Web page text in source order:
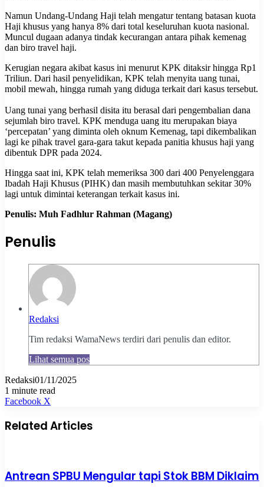
‎Namun Undang-Undang Haji telah mengatur tentang batasan kuota
Haji khusus yang hanya 8% dari total keseluruhan kuota nasional.
Muncul dugaan adanya tindak kecurangan antara pihak kemenag
dan biro travel haji.
Kerugian negara akibat kasus ini menurut KPK ditaksir hingga Rp1
Triliun. Dari hasil penyelidikan, KPK telah menyita uang tunai,
mobil mewah, hingga rumah yang diduga terkait dari kasus tersebut.
Uang tunai yang berhasil disita itu berasal dari pengembalian dana
sejumlah biro travel. KPK menduga uang itu merupakan biaya
‘percepatan’ yang diminta oleh oknum Kemenag, tapi dikembalikan
lagi ke pihak travel gara-gara takut kepada panitia khusus haji yang
dibentuk DPR pada 2024.
Hingga saat ini, KPK telah memeriksa 300 dari 400 Penyelenggara
Ibadah Haji Khusus (PIHK) dan masih membutuhkan sekitar 30%
lagi untuk dimintai keterangan terkait kasus ini.
Penulis: Muh Fadhlur Rahman (Magang)
Penulis
Redaksi
Tim redaksi WamaNews terdiri dari penulis dan editor.
Lihat semua pos
Redaksi01/11/2025
1 minute read
Facebook X
Email
Related Articles
Antrean SPBU Mengular tapi Stok BBM Diklaim